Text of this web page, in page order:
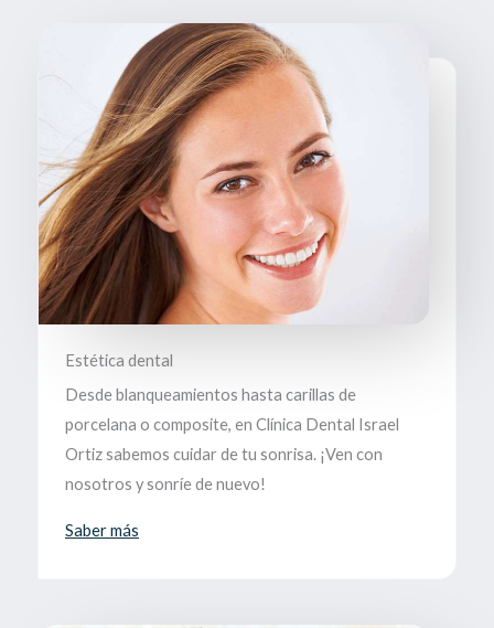
Estética dental
Desde blanqueamientos hasta carillas de
porcelana o composite, en Clínica Dental Israel
Ortiz sabemos cuidar de tu sonrisa. ¡Ven con
nosotros y sonríe de nuevo!
Saber más